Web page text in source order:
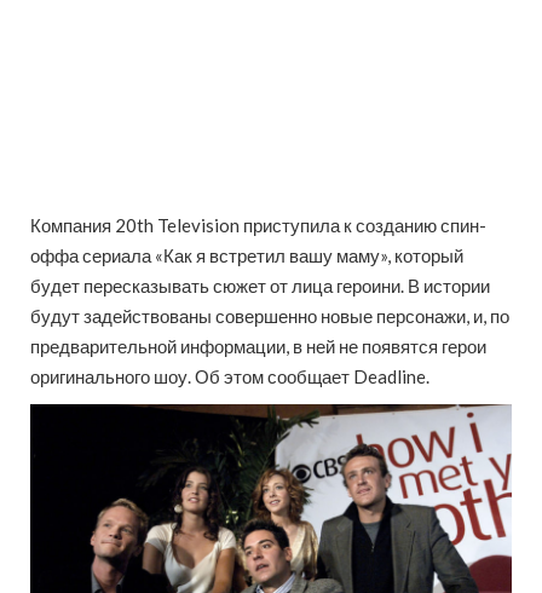
Компания 20th Television приступила к созданию спин-
оффа сериала «Как я встретил вашу маму», который
будет пересказывать сюжет от лица героини. В истории
будут задействованы совершенно новые персонажи, и, по
предварительной информации, в ней не появятся герои
оригинального шоу. Об этом сообщает Deadline.